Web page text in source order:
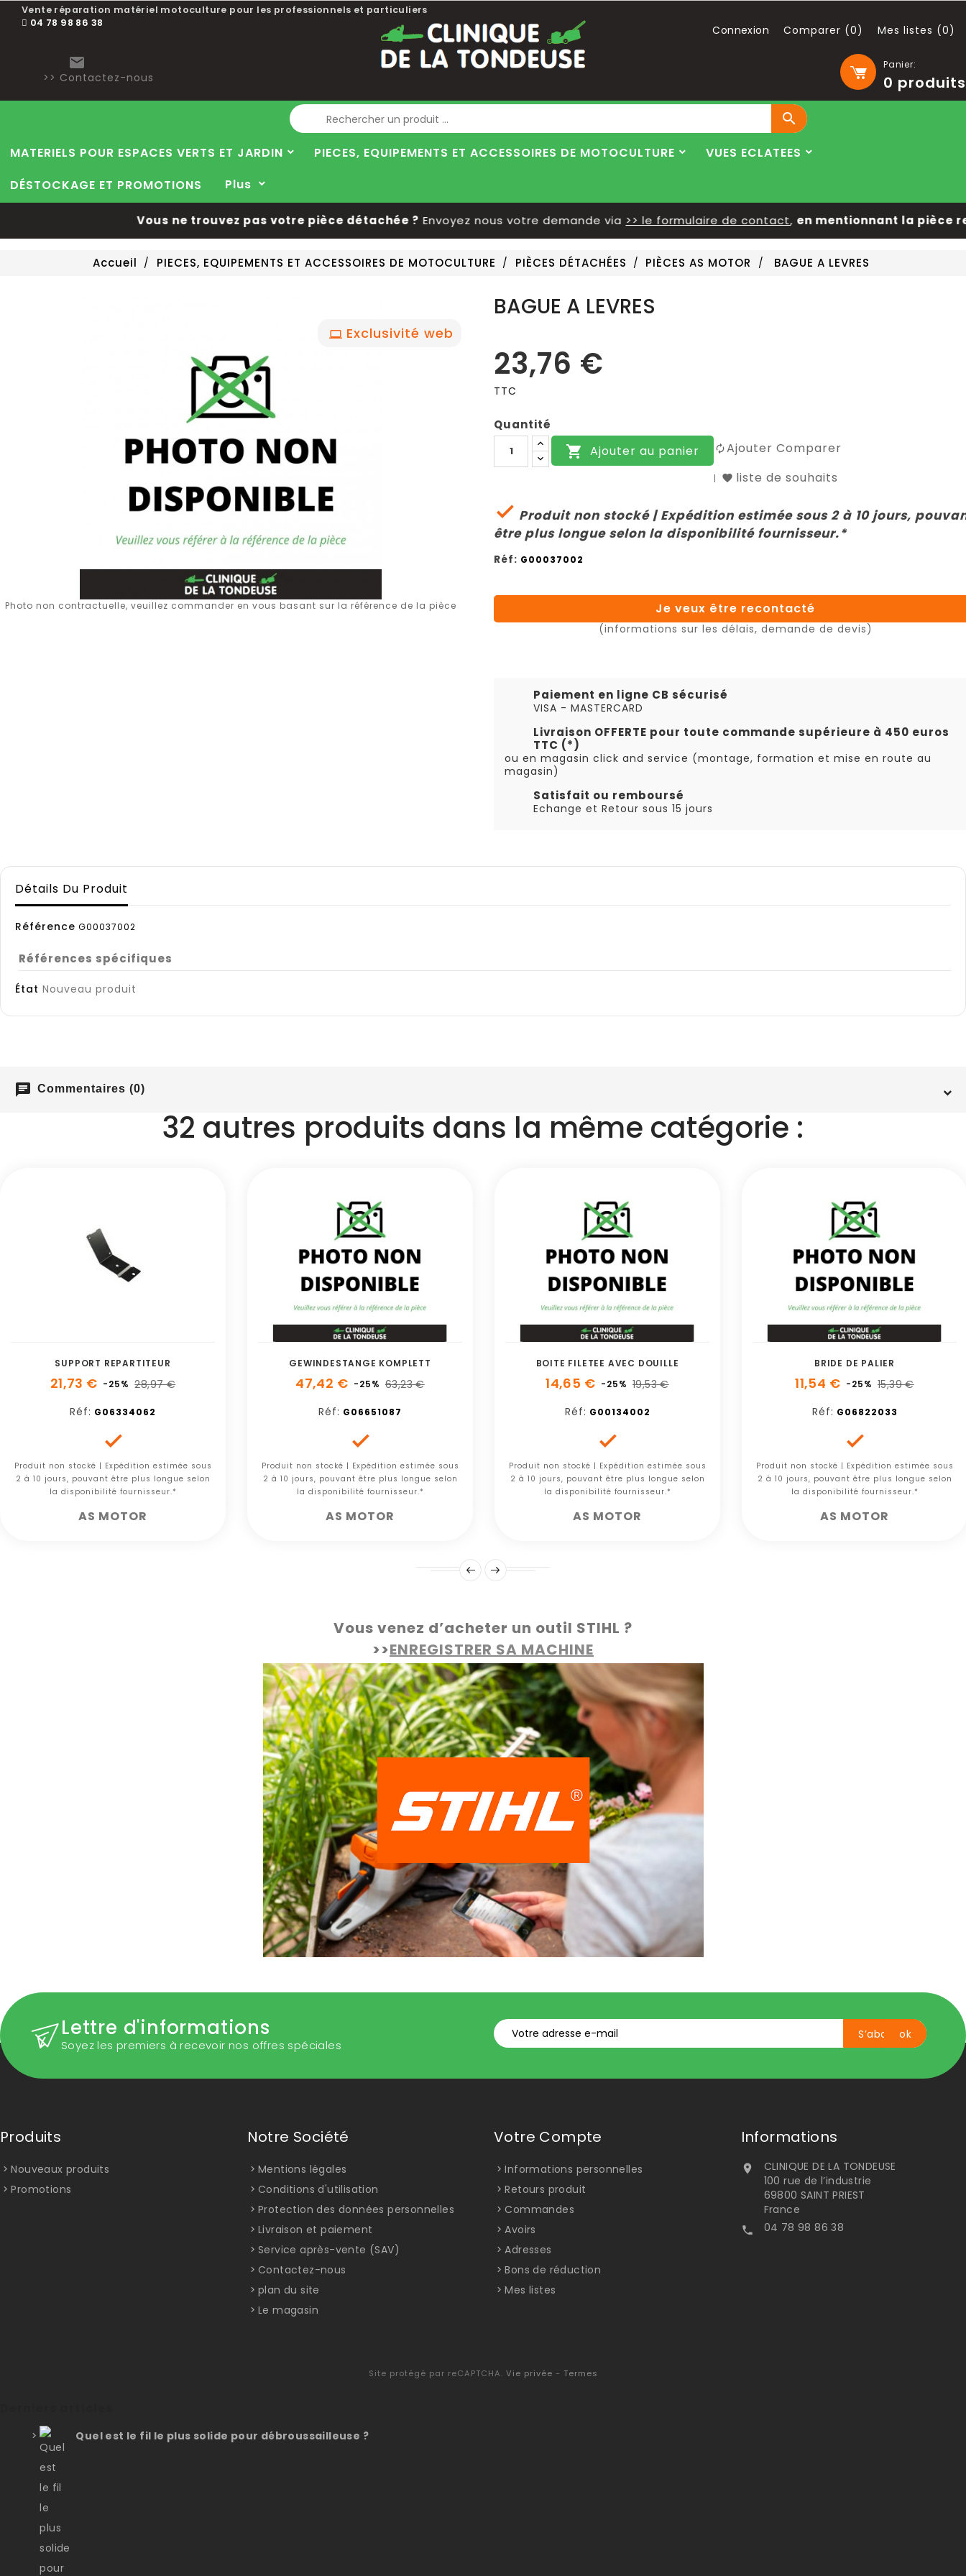
Vente réparation matériel motoculture pour les professionnels et particuliers
04 78 98 86 38
Panier:
0 produits

>> Contactez-nous
Connexion Comparer (0) Mes listes (0)
Blog

MATERIELS POUR ESPACES VERTS ET JARDIN PIECES, EQUIPEMENTS ET ACCESSOIRES DE MOTOCULTURE
VUES ECLATEES
DÉSTOCKAGE ET PROMOTIONS
Plus
Vous ne trouvez pas votre pièce détachée ?Envoyez nous votre demande via >> le formulaire de contact,en mentionnant la pièce
Accueil PIECES, EQUIPEMENTS ET ACCESSOIRES DE MOTOCULTURE PIÈCES DÉTACHÉES PIÈCES AS MOTOR BAGUE A LEVRES
Exclusivité web
Photo non contractuelle, veuillez commander en vous basant sur la référence de la pièce
BAGUE A LEVRES
23,76 €
TTC
Quantité
 Ajouter au panier
Ajouter Comparer
liste de souhaits
 Produit non stocké | Expédition estimée sous 2 à 10 jours,
être plus longue selon la disponibilité fournisseur.*
Réf: G00037002
Je veux être recontacté
(informations sur les délais, demande de devis)
Paiement en ligne CB sécurisé
VISA - MASTERCARD
Livraison OFFERTE pour toute commande supérieure à 450 euros
TTC (*)
ou en magasin click and service (montage, formation et mise en route au
magasin)
Satisfait ou remboursé
Echange et Retour sous 15 jours
Détails Du Produit
Référence G00037002
Références spécifiques
État Nouveau produit
chat Commentaires (0)
32 autres produits dans la même catégorie :
SUPPORT REPARTITEUR
21,73 € -25% 28,97 €
Réf: G06334062

Produit non stocké | Expédition estimée sous
2 à 10 jours, pouvant être plus longue selon
la disponibilité fournisseur.*
AS MOTOR
GEWINDESTANGE KOMPLETT
47,42 € -25% 63,23 €
Réf: G06651087

Produit non stocké | Expédition estimée sous
2 à 10 jours, pouvant être plus longue selon
la disponibilité fournisseur.*
AS MOTOR
BOITE FILETEE AVEC DOUILLE
14,65 € -25% 19,53 €
Réf: G00134002

Produit non stocké | Expédition estimée sous
2 à 10 jours, pouvant être plus longue selon
la disponibilité fournisseur.*
AS MOTOR
BRIDE DE PALIER
11,54 € -25% 15,39 €
Réf: G06822033

Produit non stocké | Expédition estimée sous
2 à 10 jours, pouvant être plus longue selon
la disponibilité fournisseur.*
AS MOTOR
Vous venez d’acheter un outil STIHL ?
>>ENREGISTRER SA MACHINE
Lettre d'informations
Soyez les premiers à recevoir nos offres spéciales
Produits
Nouveaux produits
Promotions
Notre Société
Mentions légales
Conditions d'utilisation
Protection des données personnelles
Livraison et paiement
Service après-vente (SAV)
Contactez-nous
plan du site
Le magasin
Votre Compte
Informations personnelles
Retours produit
Commandes
Avoirs
Adresses
Bons de réduction
Mes listes
Informations

CLINIQUE DE LA TONDEUSE
100 rue de l’industrie
69800 SAINT PRIEST
France
 04 78 98 86 38
Site protégé par reCAPTCHA. Vie privée - Termes
Quel est le fil le plus solide pour débroussailleuse ?